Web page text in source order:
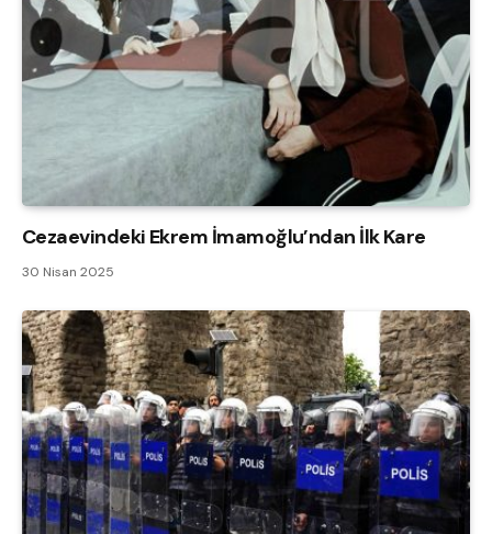
Cezaevindeki Ekrem İmamoğlu’ndan İlk Kare
30 Nisan 2025